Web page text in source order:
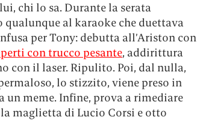
chi lo sa. Durante la serata
al karaoke che duettava
per Tony: debutta all’Ariston con
con trucco pesante, addirittura
con il laser. Ripulito. Poi, dal nulla,
lo stizzito, viene preso in
meme. Infine, prova a rimediare
maglietta di Lucio Corsi e otto